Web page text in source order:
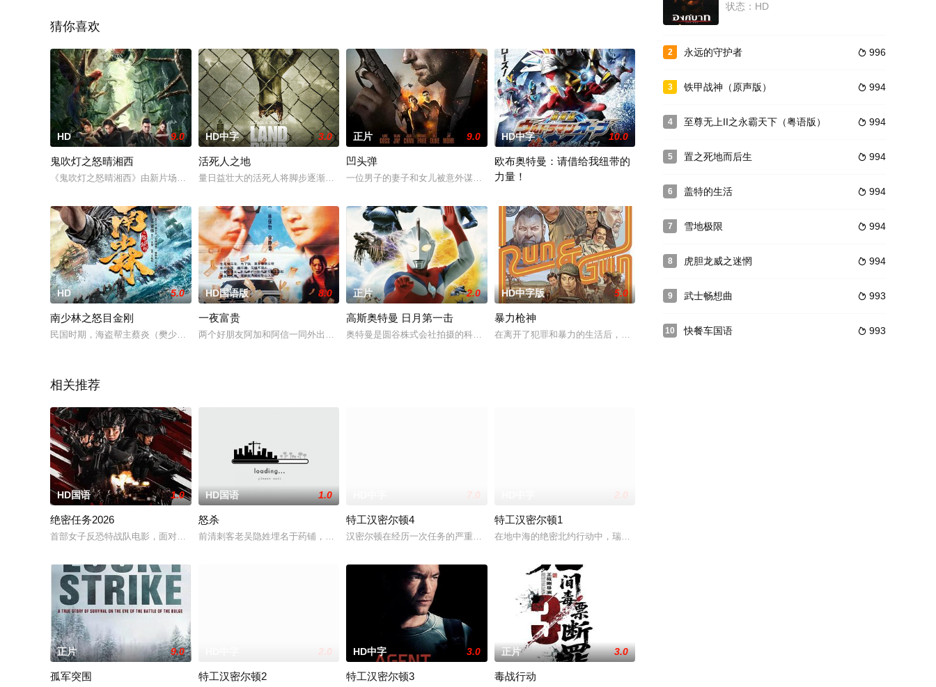
猜你喜欢
HD 9.0
鬼吹灯之怒晴湘西
《鬼吹灯之怒晴湘西》由新片场影业、万达影视传媒有限公司、圣世互娱影视出品，新片场影业、信风影业联合制作，改编自天下霸
HD中字 3.0
活死人之地
量日益壮大的活死人将脚步逐渐踏向人类赖以生存的地球上的每一个角落，活人与活死人之间的对抗就像是一场无法醒来的梦魇。幸
正片 9.0
凹头弹
一位男子的妻子和女儿被意外谋杀，在他沉浸于悲伤之时，却发现自己卷入了一场战争中。这场战争在一群充满魅力的警员和席卷全
HD中字 10.0
欧布奥特曼：请借给我纽带的
力量！
怪奇现象调查组织SSP成员某天收到了来自艾克斯奥特曼的变身器艾克斯终端。有雨落入了敌人的陷阱，特殊
HD 5.0
南少林之怒目金刚
民国时期，海盗帮主蔡炎（樊少皇 饰）遭遇陷害。后假借失忆被南少林寺方丈慧远禅师收留。面对海盗追杀南少林弟子用血肉之躯
HD国语版 8.0
一夜富贵
两个好朋友阿加和阿信一同外出旅游，没想到路上“富从天降”，他们捡到一箱美元，一夜之间两人成为百万富翁。面对金钱的诱惑
正片 2.0
高斯奥特曼 日月第一击
奥特曼是圆谷株式会社拍摄的科学空想特摄电视连续剧，由杂志连载、电影、电视剧变成节目演变出现。奥特曼在普通人眼中是高大
HD中字版 5.0
暴力枪神
在离开了犯罪和暴力的生活后，雷改过自新，在郊区享受着平静的家庭生活。但当他的过去被发现后，雷被胁
相关推荐
HD国语 1.0
绝密任务2026
首部女子反恐特战队电影，面对恐怖主义恶势力，“最飒女子反恐特战队”临危受命，精英队长陈梓静（于文文 饰）率队员金凤（
HD国语 1.0
怒杀
前清刺客老吴隐姓埋名于药铺，却为守护单亲母女小茜和依依，被迫出手击杀黑帮一伙而暴露身份。幕后黑手向爷派杀手左轮抓住母
7.0
特工汉密尔顿4
汉密尔顿在经历一次任务的严重后果后，陷入了自我毁灭的状态。然而，他被说服去执行他最擅长的任务——前往波兰找回一个掌握
2.0
特工汉密尔顿1
在地中海的绝密北约行动中，瑞典攻击潜水员遇害。汉密尔顿，受害者的老友，前往法国土伦军事基地展开调
正片 9.0
孤军突围
2.0
特工汉密尔顿2
HD中字 3.0
特工汉密尔顿3
正片 3.0
毒战行动
状态：HD
2  996
永远的守护者
3  994
铁甲战神（原声版）
4  994
至尊无上II之永霸天下（粤语版）
5  994
置之死地而后生
6  994
盖特的生活
7  994
雪地极限
8  994
虎胆龙威之迷惘
9  993
武士畅想曲
10  993
快餐车国语